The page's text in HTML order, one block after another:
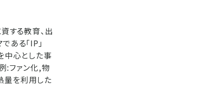
する教育、出
ある「IP」
中心とした事
:ファン化,物
量を利用した